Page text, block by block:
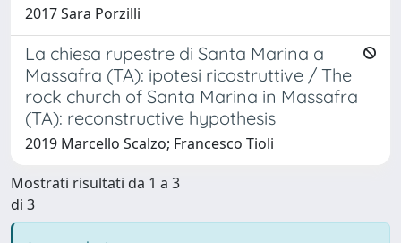
2017 Sara Porzilli
La chiesa rupestre di Santa Marina a
Massafra (TA): ipotesi ricostruttive / The
rock church of Santa Marina in Massafra
(TA): reconstructive hypothesis
2019 Marcello Scalzo; Francesco Tioli
Mostrati risultati da 1 a 3
di 3